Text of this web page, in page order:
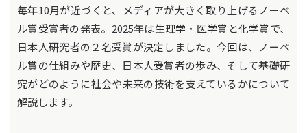
毎年10月が近づくと、メディアが大きく取り上げるノーベ
ル賞受賞者の発表。2025年は生理学・医学賞と化学賞で、
日本人研究者の２名受賞が決定しました。今回は、ノーベ
ル賞の仕組みや歴史、日本人受賞者の歩み、そして基礎研
究がどのように社会や未来の技術を支えているかについて
解説します。